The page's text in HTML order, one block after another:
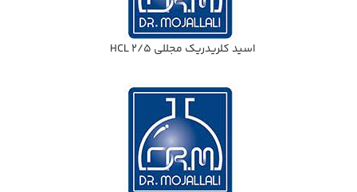
اسيد كلريدريك مجللي HCL 2/5